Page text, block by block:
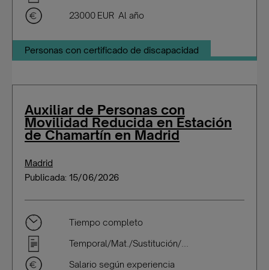
23000 EUR Al año
Personas con certificado de discapacidad
Auxiliar de Personas con
Movilidad Reducida en Estación
de Chamartín en Madrid
Madrid
Publicada: 15/06/2026
Tiempo completo
Temporal/Mat./Sustitución/...
Salario según experiencia